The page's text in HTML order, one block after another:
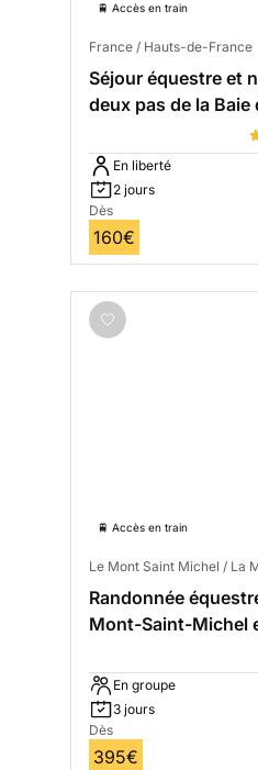
🚆 Accès en train
France / Hauts-de-France
Séjour équestre et
deux pas de la Baie
En liberté
2 jours
Dès
160€
🚆 Accès en train
Le Mont Saint Michel / La
Randonnée
Mont-Saint-Michel
En groupe
3 jours
Dès
395€